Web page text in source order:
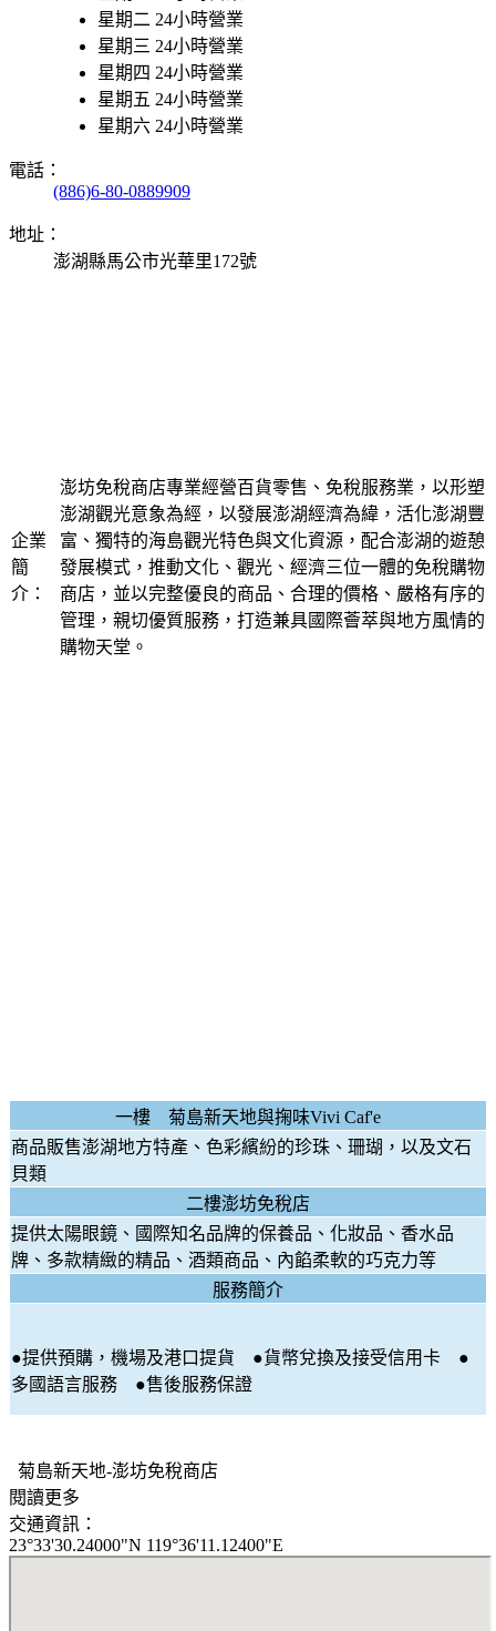
星期二 24小時營業
星期三 24小時營業
星期四 24小時營業
星期五 24小時營業
星期六 24小時營業
電話：
(886)6-80-0889909
地址：
澎湖縣馬公市光華里172號
企業
簡
介：
澎坊免稅商店專業經營百貨零售、免稅服務業，以形塑
澎湖觀光意象為經，以發展澎湖經濟為緯，活化澎湖豐
富、獨特的海島觀光特色與文化資源，配合澎湖的遊憩
發展模式，推動文化、觀光、經濟三位一體的免稅購物
商店，並以完整優良的商品、合理的價格、嚴格有序的
管理，親切優質服務，打造兼具國際薈萃與地方風情的
購物天堂。
一樓 菊島新天地與掬味Vivi Caf'e
商品販售澎湖地方特產、色彩繽紛的珍珠、珊瑚，以及文石
貝類
二樓澎坊免稅店
提供太陽眼鏡、國際知名品牌的保養品、化妝品、香水品
牌、多款精緻的精品、酒類商品、內餡柔軟的巧克力等
服務簡介
●提供預購，機場及港口提貨 ●貨幣兌換及接受信用卡 ●
多國語言服務 ●售後服務保證
菊島新天地-澎坊免稅商店
閱讀更多
交通資訊：
23°33'30.24000"N 119°36'11.12400"E